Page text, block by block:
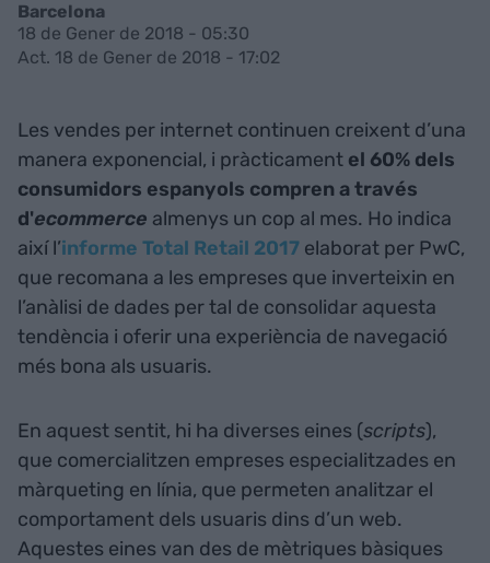
Barcelona
18 de Gener de 2018 - 05:30
Act. 18 de Gener de 2018 - 17:02
Les vendes per internet continuen creixent d’una
manera exponencial, i pràcticament el 60% dels
consumidors espanyols compren a través
d'ecommerce almenys un cop al mes. Ho indica
així l’informe Total Retail 2017 elaborat per PwC,
que recomana a les empreses que inverteixin en
l’anàlisi de dades per tal de consolidar aquesta
tendència i oferir una experiència de navegació
més bona als usuaris.
En aquest sentit, hi ha diverses eines (scripts),
que comercialitzen empreses especialitzades en
màrqueting en línia, que permeten analitzar el
comportament dels usuaris dins d’un web.
Aquestes eines van des de mètriques bàsiques